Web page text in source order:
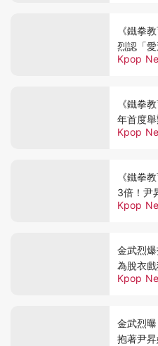
Kpop
《鐵拳
烈認「
季！
Kpop
《鐵拳
年首度
鏡」太
Kpop
《鐵拳
3倍！尹
得苦過
Kpop
金武烈
為脫衣
金武烈
抱著尹